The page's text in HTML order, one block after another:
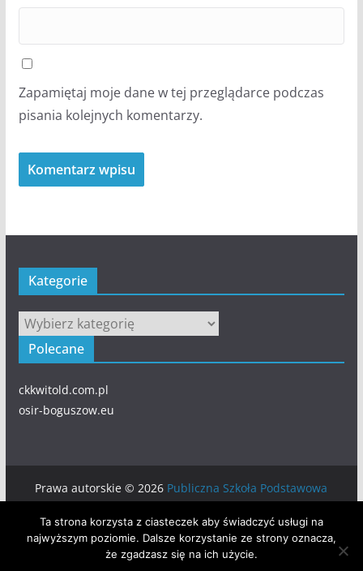
Zapamiętaj moje dane w tej przeglądarce podczas
pisania kolejnych komentarzy.
Kategorie
Kategorie
Polecane
ckkwitold.com.pl
osir-boguszow.eu
Prawa autorskie © 2026 Publiczna Szkoła Podstawowa
zastrzeżone.
Motyw:
ColorMag stworzony przez ThemeGrill. Wspierane
Ta strona korzysta z ciasteczek aby świadczyć usługi na
najwyższym poziomie. Dalsze korzystanie ze strony oznacza,
że zgadzasz się na ich użycie.